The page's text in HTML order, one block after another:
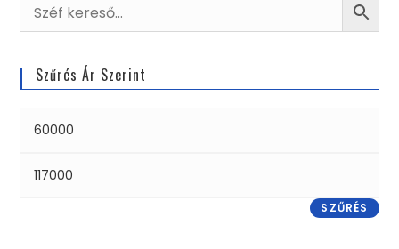
Szűrés Ár Szerint
SZŰRÉS